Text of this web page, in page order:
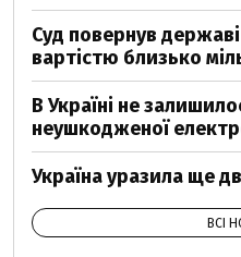
Суд повернув
вартістю близько
В Україні не
неушкодженої
Україна уразила ще
ВСІ